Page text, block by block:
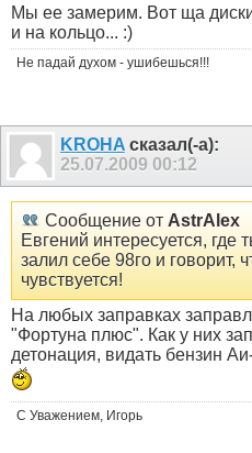
Мы ее замерим. Вот ща
и на кольцо... :)
Не падай духом - ушибешься!!!
KROHA сказал(-а):
25.07.2009 00:12
Сообщение от AstrAlex
Евгений интересуется,
залил себе 98го и говорит,
чувствуется!
На любых заправках
"Фортуна плюс". Как у них
детонация, видать бензин
С Уважением, Игорь